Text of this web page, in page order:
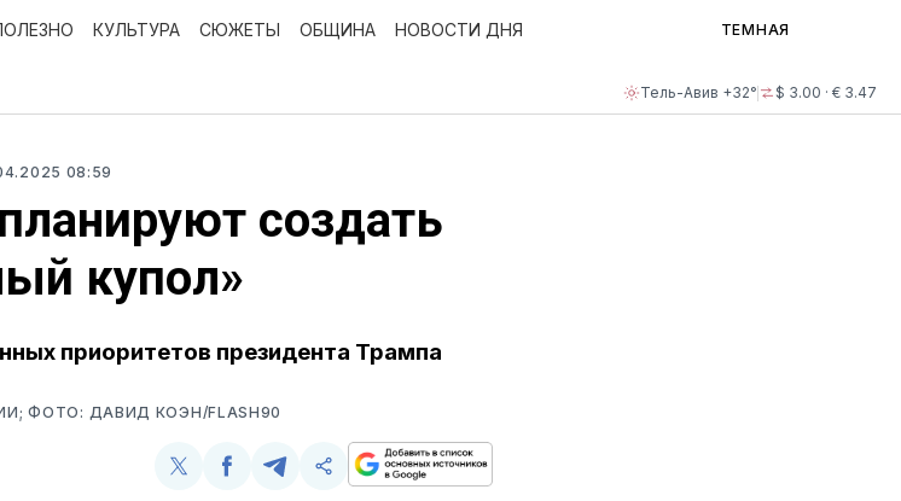
Тель-Авив +32° $ 3.00 · € 3.47
КУЛЬТУРА СЮЖЕТЫ ОБЩИНА НОВОСТИ ДНЯ ТЕМНАЯ
08:59
создать
купол»
приоритетов президента Трампа
ФОТО: ДАВИД КОЭН/FLASH90
Поделиться
Поделиться
Поделиться
Скопируйте